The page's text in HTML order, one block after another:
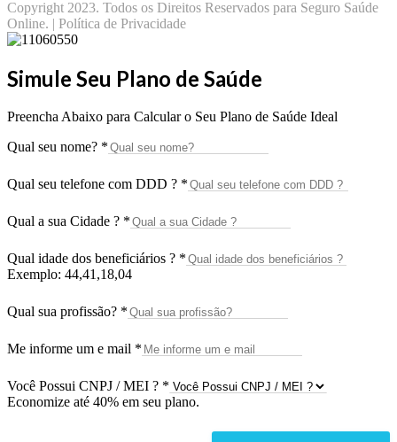
Copyright 2023. Todos os Direitos Reservados para Seguro Saúde
Online. | Política de Privacidade
Simule Seu Plano de Saúde
Preencha Abaixo para Calcular o Seu Plano de Saúde Ideal
Qual seu nome? *
Qual seu telefone com DDD ? *
Qual a sua Cidade ? *
Qual idade dos beneficiários ? *
Exemplo: 44,41,18,04
Qual sua profissão? *
Me informe um e mail *
Você Possui CNPJ / MEI ? *
Economize até 40% em seu plano.